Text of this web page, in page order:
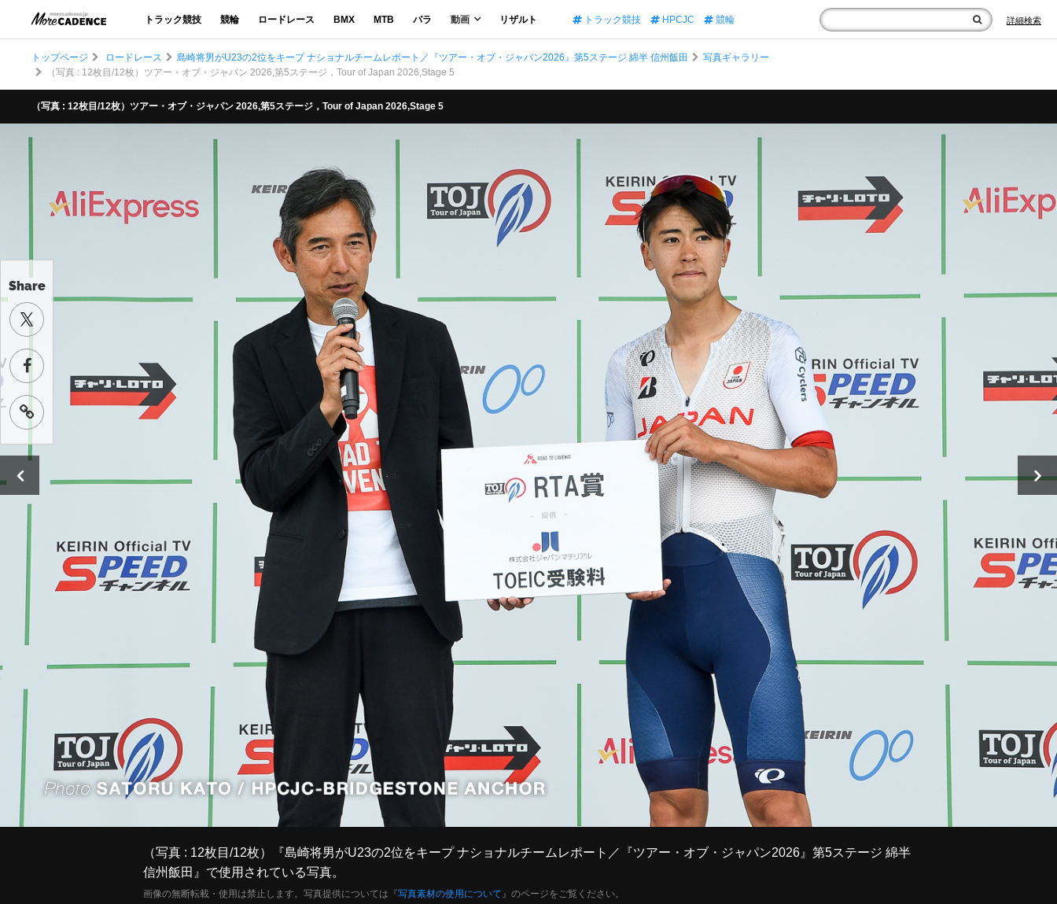
トラック競技 競輪 ロードレース BMX MTB パラ 動画 リザルト トラック競技 HPCJC 競輪 詳細検索
Share
トップページ ロードレース 島崎将男がU23の2位をキープ ナショナルチームレポート／『ツアー・オブ・ジャパン2026』第5ステージ 綿半 信州飯田
写真ギャラリー
（写真 : 12枚目/12枚）ツアー・オブ・ジャパン 2026,第5ステージ，Tour of Japan 2026,Stage 5
（写真 : 12枚目/12枚）ツアー・オブ・ジャパン 2026,第5ステージ，Tour of Japan 2026,Stage 5
（写真 : 12枚目/12枚）『島崎将男がU23の2位をキープ ナショナルチームレポート／『ツアー・オブ・ジャパン2026』第5ステージ 綿半
信州飯田』で使用されている写真。
画像の無断転載・使用は禁止します。写真提供については『写真素材の使用について 』のページをご覧ください。